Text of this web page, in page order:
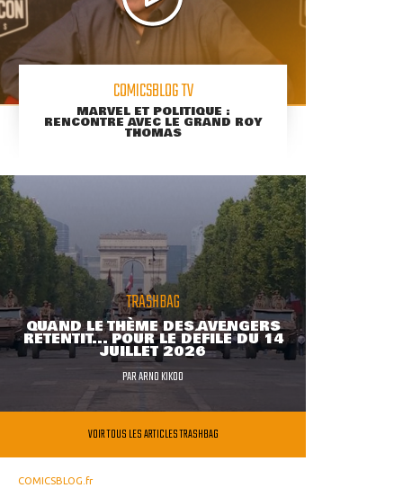
COMICSBLOG TV
MARVEL ET POLITIQUE :
RENCONTRE AVEC LE GRAND ROY
THOMAS
TRASHBAG
QUAND LE THÈME DES AVENGERS
RETENTIT... POUR LE DÉFILÉ DU 14
JUILLET 2026
PARARNO KIKOO
VOIR TOUS LES ARTICLES TRASHBAG
COMICSBLOG.fr